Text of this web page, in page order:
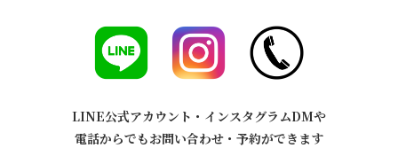
LINE公式アカウント・インスタグラムDMや
電話からでもお問い合わせ・予約ができます